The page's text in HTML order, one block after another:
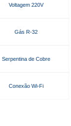
Voltagem 220V
Gás R-32
Serpentina de Cobre
Conexão Wi-Fi